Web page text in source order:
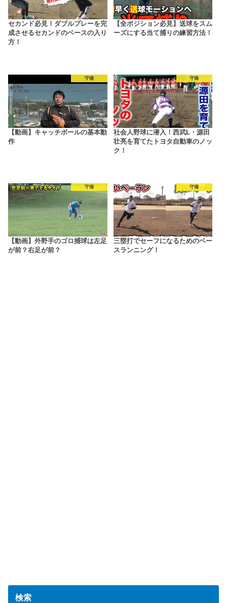
セカンド必見！ダブルプレーを完
成させるセカンドのベースの入り
方！
【全ポジション必見】送球をスム
ーズにする当て捕りの練習方法！
守備
【動画】キャッチボールの基本動
作
守備
社会人野球に潜入！西武L・源田
壮亮を育てたトヨタ自動車のノッ
ク！
守備
【動画】外野手のゴロ捕球は左足
が前？右足が前？
守備
三塁打でセーフになるためのベー
スランニング！
検索